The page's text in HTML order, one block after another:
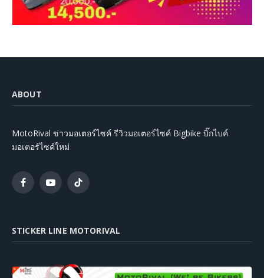
ABOUT
MotoRival ข่าวมอเตอร์ไซค์ รีวิวมอเตอร์ไซค์ Bigbike บิ๊กไบค์
มอเตอร์ไซค์ใหม่
FacebookYouTubeTikTok
STICKER LINE MOTORIVAL